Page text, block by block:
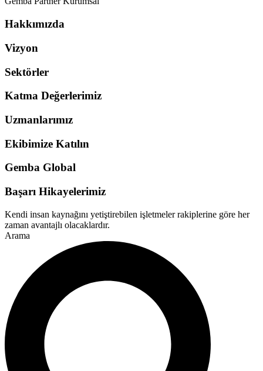
Hakkımızda
Vizyon
Sektörler
Katma Değerlerimiz
Uzmanlarımız
Ekibimize Katılın
Gemba Global
Başarı Hikayelerimiz
Kendi insan kaynağını yetiştirebilen işletmeler rakiplerine göre her
zaman avantajlı olacaklardır.
Arama